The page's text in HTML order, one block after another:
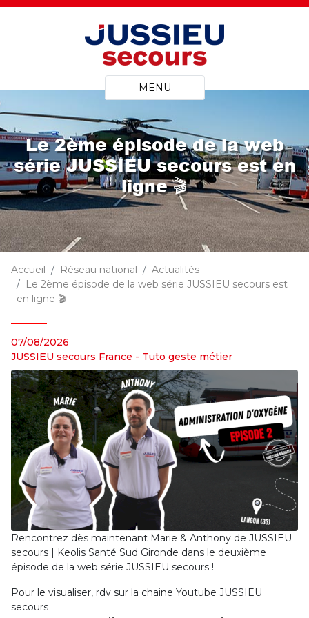
MENU
Le 2ème épisode de la web
série JUSSIEU secours est en
ligne 🎬
Accueil Réseau national
Actualités
Le 2ème épisode de la web série JUSSIEU secours est
en ligne 🎬
07/08/2026
JUSSIEU secours France - Tuto geste métier
Rencontrez dès maintenant Marie & Anthony de JUSSIEU
secours | Keolis Santé Sud Gironde dans le deuxième
épisode de la web série JUSSIEU secours !
Pour le visualiser, rdv sur la chaine Youtube JUSSIEU
secours